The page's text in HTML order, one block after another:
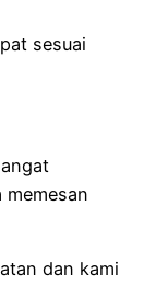
sesuai
dan kami